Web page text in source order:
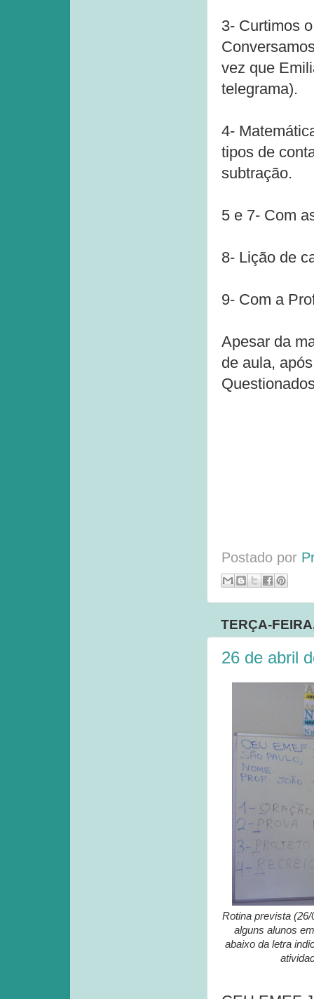
3- Curtimos
vez que
telegrama).
4-
tipos de
subtração.
5 e 7- Com
8- Lição de
9- Com a
Apesar da
de aula,
Postado por
TERÇA-
26 de abril
Rotina prevista
alguns alunos
abaixo da letra